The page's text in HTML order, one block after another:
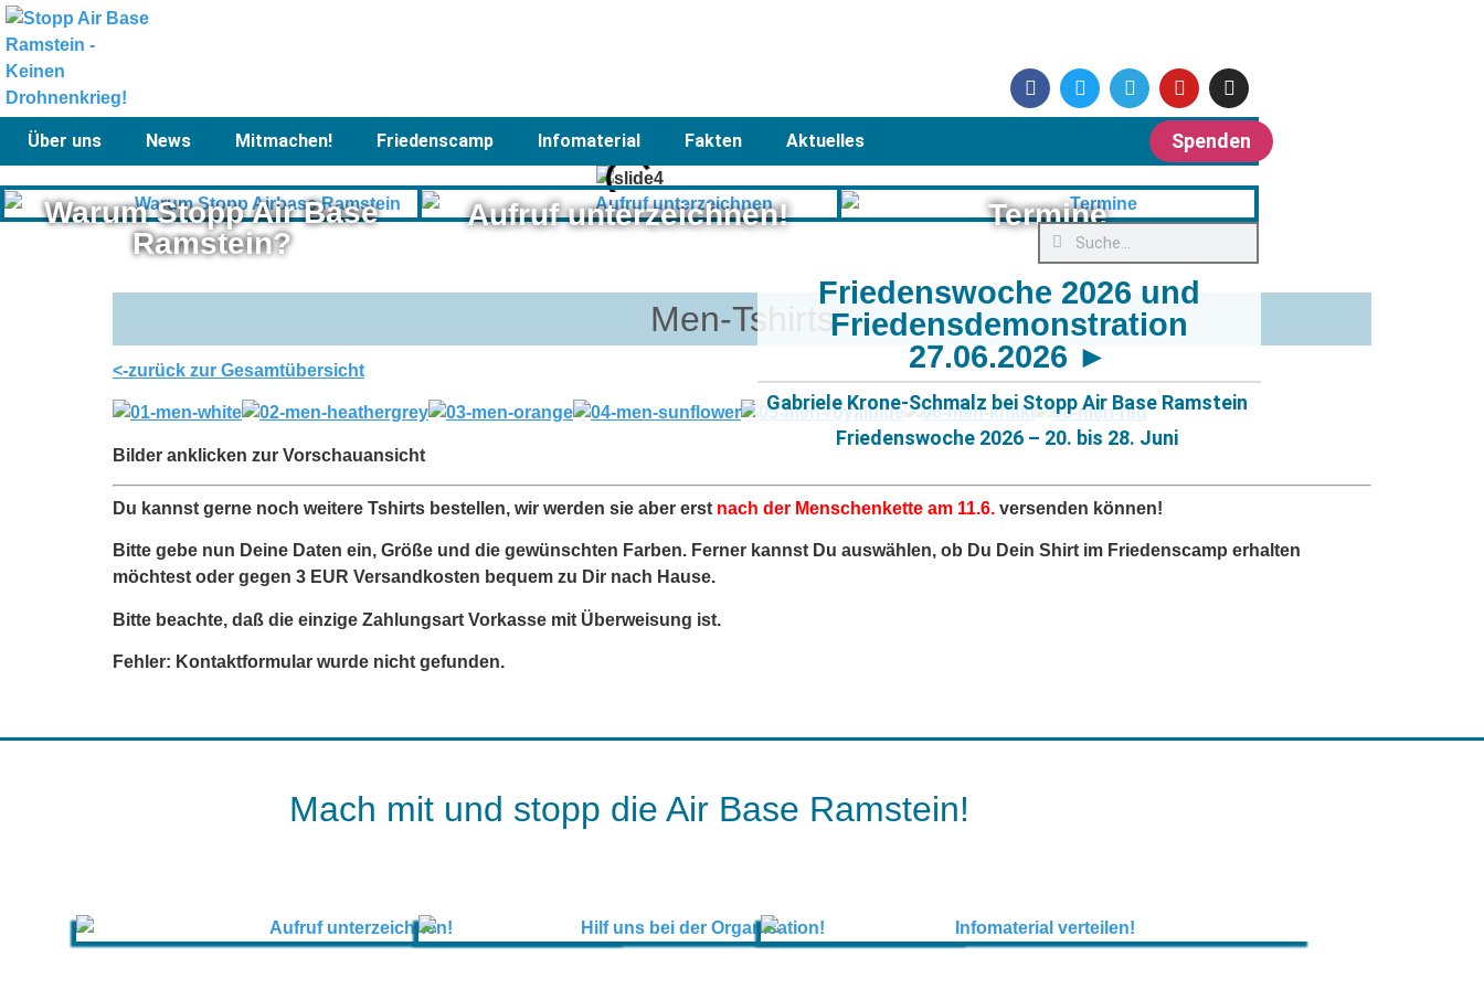
Spenden
Über uns News Mitmachen! Friedenscamp Infomaterial Fakten Aktuelles
Friedenswoche 2026 und
Friedensdemonstration
27.06.2026 ►
Gabriele Krone-Schmalz bei Stopp Air Base Ramstein
Friedenswoche 2026 – 20. bis 28. Juni
Warum Stopp Air Base
Ramstein?
Aufruf unterzeichnen! Termine
Men-Tshirts
<-zurück zur Gesamtübersicht
Bilder anklicken zur Vorschauansicht
Du kannst gerne noch weitere Tshirts bestellen, wir werden sie aber erst nach der Menschenkette am 11.6. versenden können!
Bitte gebe nun Deine Daten ein, Größe und die gewünschten Farben. Ferner kannst Du auswählen, ob Du Dein Shirt im Friedenscamp erhalten
möchtest oder gegen 3 EUR Versandkosten bequem zu Dir nach Hause.
Bitte beachte, daß die einzige Zahlungsart Vorkasse mit Überweisung ist.
Fehler: Kontaktformular wurde nicht gefunden.
Mach mit und stopp die Air Base Ramstein!